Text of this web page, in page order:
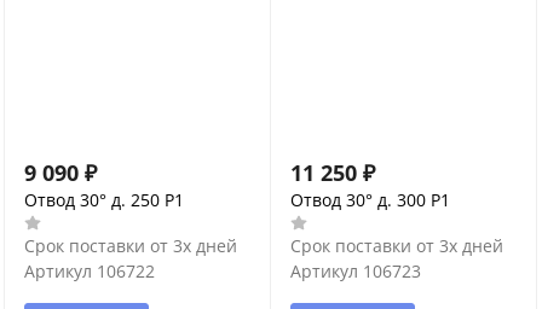
9 090 ₽
Отвод 30° д. 250 P1
Срок поставки от 3х дней
Артикул 106722
11 250 ₽
Отвод 30° д. 300 P1
Срок поставки от 3х дней
Артикул 106723